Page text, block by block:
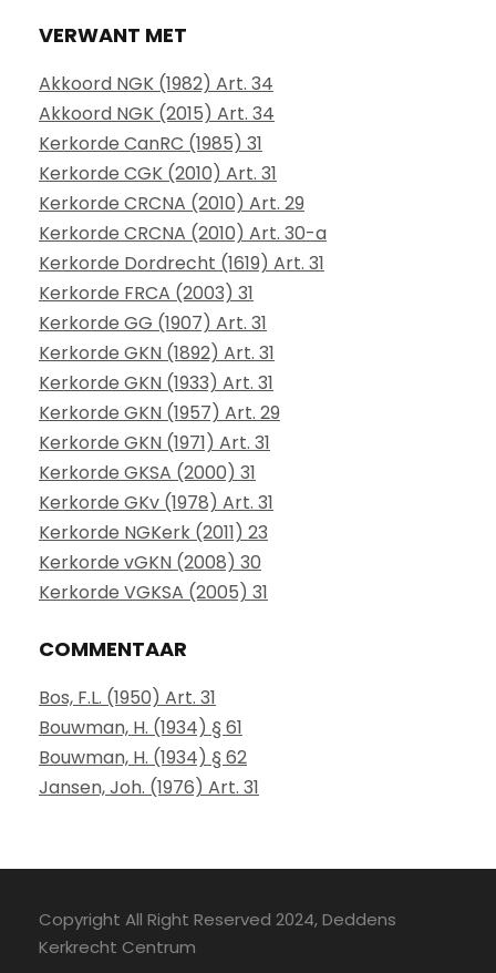
VERWANT MET
Akkoord NGK (1982) Art. 34
Akkoord NGK (2015) Art. 34
Kerkorde CanRC (1985) 31
Kerkorde CGK (2010) Art. 31
Kerkorde CRCNA (2010) Art. 29
Kerkorde CRCNA (2010) Art. 30-a
Kerkorde Dordrecht (1619) Art. 31
Kerkorde FRCA (2003) 31
Kerkorde GG (1907) Art. 31
Kerkorde GKN (1892) Art. 31
Kerkorde GKN (1933) Art. 31
Kerkorde GKN (1957) Art. 29
Kerkorde GKN (1971) Art. 31
Kerkorde GKSA (2000) 31
Kerkorde GKv (1978) Art. 31
Kerkorde NGKerk (2011) 23
Kerkorde vGKN (2008) 30
Kerkorde VGKSA (2005) 31
COMMENTAAR
Bos, F.L. (1950) Art. 31
Bouwman, H. (1934) § 61
Bouwman, H. (1934) § 62
Jansen, Joh. (1976) Art. 31
Copyright All Right Reserved 2024, Deddens
Kerkrecht Centrum